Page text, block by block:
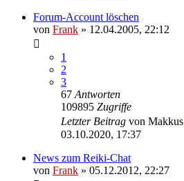
Forum-Account löschen
von Frank » 12.04.2005, 22:12
1
2
3
67 Antworten
109895 Zugriffe
Letzter Beitrag von Makkus
03.10.2020, 17:37
News zum Reiki-Chat
von Frank » 05.12.2012, 22:27